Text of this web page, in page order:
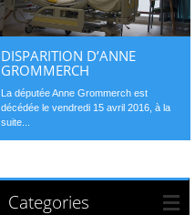
DISPARITION D’ANNE
GROMMERCH
La députée Anne Grommerch est
décédée le vendredi 15 avril 2016, à la
suite...
Categories